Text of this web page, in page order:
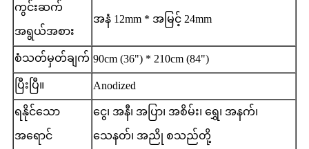
ကွင်းဆက်
အရွယ်အစား
အနံ 12mm * အမြင့် 24mm
စံသတ်မှတ်ချက် 90cm (36") * 210cm (84")
ပြီးပြီ။ Anodized
ရနိုင်သော
အရောင်
ငွေ၊ အနီ၊ အပြာ၊ အစိမ်း၊ ရွှေ၊ အနက်၊
သေနတ်၊ အညို စသည်တို့